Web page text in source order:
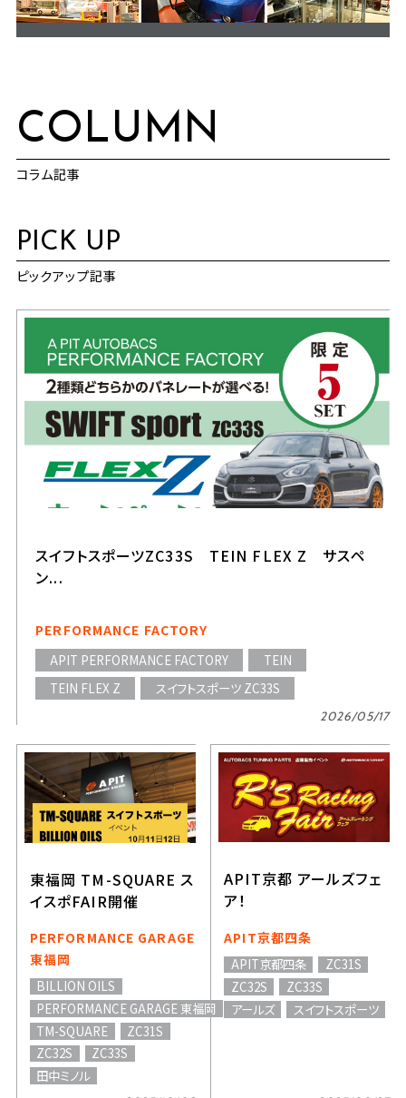
COLUMN
コラム記事
PICK UP
ピックアップ記事
2026/05/17
スイフトスポーツZC33S TEIN FLEX Z サスペ
ン...
PERFORMANCE FACTORY
APIT PERFORMANCE FACTORY
TEIN
TEIN FLEX Z
スイフトスポーツ ZC33S
東福岡 TM-SQUARE ス
イスポFAIR開催
PERFORMANCE GARAGE
東福岡
BILLION OILS
PERFORMANCE GARAGE 東福岡
TM-SQUARE
ZC31S
ZC32S
ZC33S
田中ミノル
APIT京都 アールズフェ
ア！
APIT京都四条
APIT京都四条
ZC31S
ZC32S
ZC33S
アールズ
スイフトスポーツ